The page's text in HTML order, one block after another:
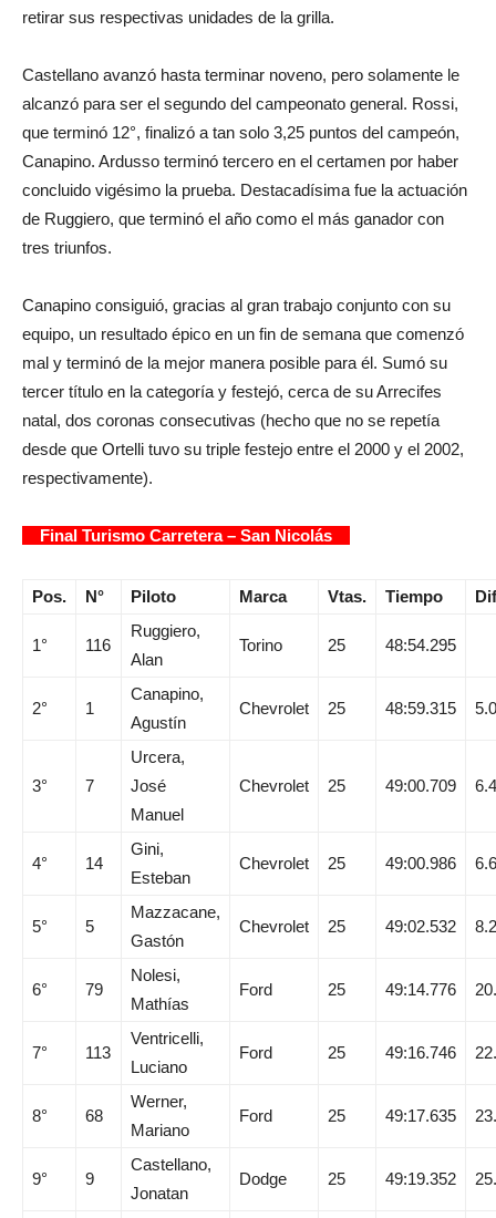
retirar sus respectivas unidades de la grilla.
Castellano avanzó hasta terminar noveno, pero solamente le
alcanzó para ser el segundo del campeonato general. Rossi,
que terminó 12°, finalizó a tan solo 3,25 puntos del campeón,
Canapino. Ardusso terminó tercero en el certamen por haber
concluido vigésimo la prueba. Destacadísima fue la actuación
de Ruggiero, que terminó el año como el más ganador con
tres triunfos.
Canapino consiguió, gracias al gran trabajo conjunto con su
equipo, un resultado épico en un fin de semana que comenzó
mal y terminó de la mejor manera posible para él. Sumó su
tercer título en la categoría y festejó, cerca de su Arrecifes
natal, dos coronas consecutivas (hecho que no se repetía
desde que Ortelli tuvo su triple festejo entre el 2000 y el 2002,
respectivamente).
Final Turismo Carretera – San Nicolás
Pos. N° Piloto Marca Vtas. Tiempo
1° 116
Ruggiero,
Alan
Torino 25 48:54.295
2° 1
Canapino,
Agustín
Chevrolet 25 48:59.315
3° 7
Urcera,
José
Manuel
Chevrolet 25 49:00.709
4° 14
Gini,
Esteban
Chevrolet 25 49:00.986
5° 5
Mazzacane,
Gastón
Chevrolet 25 49:02.532
6° 79
Nolesi,
Mathías
Ford 25 49:14.776
7° 113
Ventricelli,
Luciano
Ford 25 49:16.746
8° 68
Werner,
Mariano
Ford 25 49:17.635
9° 9
Castellano,
Jonatan
Dodge 25 49:19.352